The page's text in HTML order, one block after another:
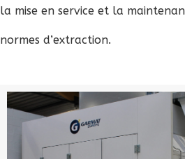
la mise en service et la
normes d’extraction.